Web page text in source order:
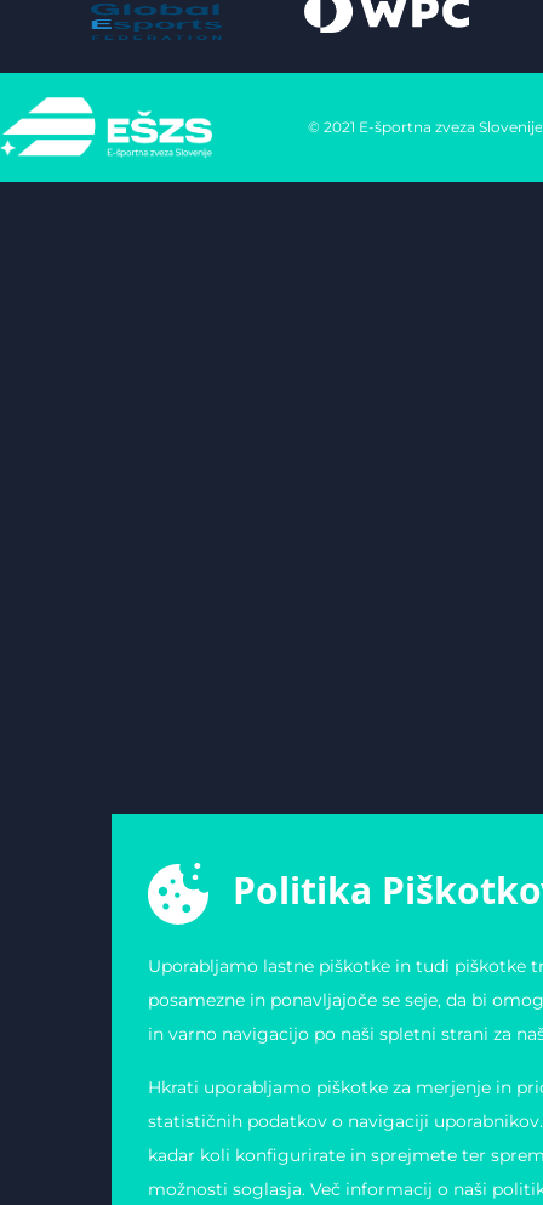
© 2021 E-športna zveza Slovenije
Politika
Uporabljamo lastne piškotke in tudi piškotke
posamezne in ponavljajoče se seje, da bi
in varno navigacijo po naši spletni strani za
Hkrati uporabljamo piškotke za merjenje in
statističnih podatkov o navigaciji
kadar koli konfigurirate in sprejmete ter
možnosti soglasja. Več informacij o naši